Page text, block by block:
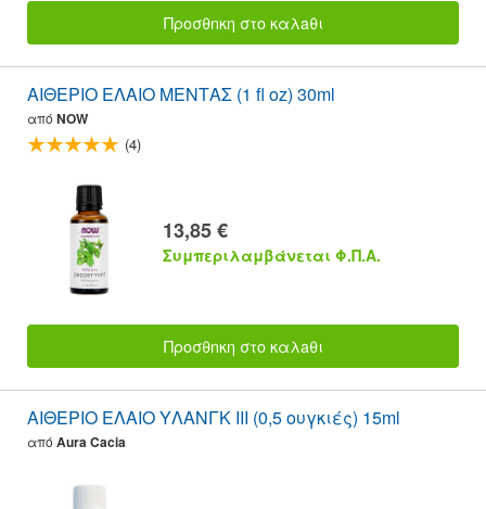
Προσθnκη στο καλaθι
ΑΙΘΕΡΙΟ ΕΛΑΙΟ ΜΕΝΤΑΣ (1 fl oz) 30ml
από NOW
(4)
13,85 €
Συμπεριλαμβάνεται Φ.Π.Α.
Προσθnκη στο καλaθι
ΑΙΘΕΡΙΟ ΕΛΑΙΟ ΥΛΑΝΓΚ ΙΙΙ (0,5 ουγκιές) 15ml
από Aura Cacia